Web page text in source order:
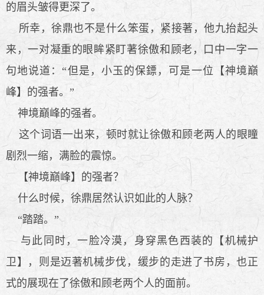
的眉头皱得更深了。
所幸，徐鼎也不是什么笨蛋，紧接著，他九抬起头
来，一对凝重的眼眸紧盯著徐傲和顾老，口中一字一
句地说道：“但是，小玉的保鏢，可是一位【神境巔
峰】的强者。”
神境巔峰的强者。
这个词语一出来，顿时就让徐傲和顾老两人的眼瞳
剧烈一缩，满脸的震惊。
【神境巔峰】的强者？
什么时候，徐鼎居然认识如此的人脉？
“踏踏。”
与此同时，一脸冷漠，身穿黑色西装的【机械护
卫】，则是迈著机械步伐，缓步的走进了书房，也正
式的展现在了徐傲和顾老两个人的面前。